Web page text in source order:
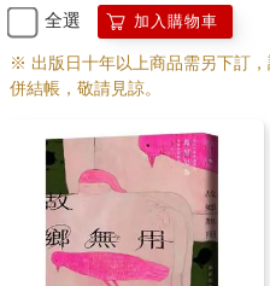
全選 加入購物車
※ 出版日十年以上商品需另下訂
併結帳，敬請見諒。